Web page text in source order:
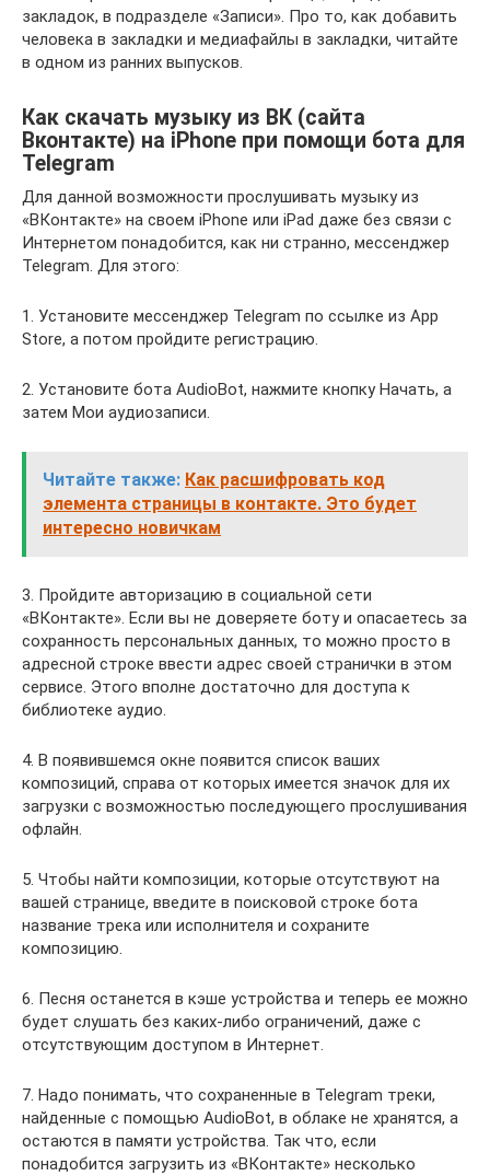
закладок, в подразделе «Записи». Про то, как добавить
человека в закладки и медиафайлы в закладки, читайте
в одном из ранних выпусков.
Как скачать музыку из ВК (сайта
Вконтакте) на iPhone при помощи бота для
Telegram
Для данной возможности прослушивать музыку из
«ВКонтакте» на своем iPhone или iPad даже без связи с
Интернетом понадобится, как ни странно, мессенджер
Telegram. Для этого:
1. Установите мессенджер Telegram по ссылке из App
Store, а потом пройдите регистрацию.
2. Установите бота AudioBot, нажмите кнопку Начать, а
затем Мои аудиозаписи.
Читайте также: Как расшифровать код
элемента страницы в контакте. Это будет
интересно новичкам
3. Пройдите авторизацию в социальной сети
«ВКонтакте». Если вы не доверяете боту и опасаетесь за
сохранность персональных данных, то можно просто в
адресной строке ввести адрес своей странички в этом
сервисе. Этого вполне достаточно для доступа к
библиотеке аудио.
4. В появившемся окне появится список ваших
композиций, справа от которых имеется значок для их
загрузки с возможностью последующего прослушивания
офлайн.
5. Чтобы найти композиции, которые отсутствуют на
вашей странице, введите в поисковой строке бота
название трека или исполнителя и сохраните
композицию.
6. Песня останется в кэше устройства и теперь ее можно
будет слушать без каких-либо ограничений, даже с
отсутствующим доступом в Интернет.
7. Надо понимать, что сохраненные в Telegram треки,
найденные с помощью AudioBot, в облаке не хранятся, а
остаются в памяти устройства. Так что, если
понадобится загрузить из «ВКонтакте» несколько